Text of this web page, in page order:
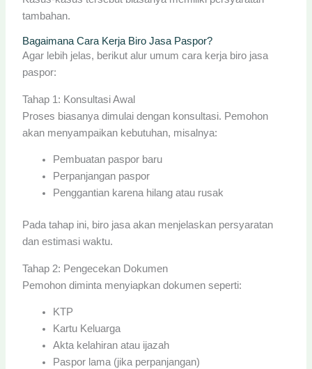
tambahan.
Bagaimana Cara Kerja Biro Jasa Paspor?
Agar lebih jelas, berikut alur umum cara kerja biro jasa
paspor:
Tahap 1: Konsultasi Awal
Proses biasanya dimulai dengan konsultasi. Pemohon
akan menyampaikan kebutuhan, misalnya:
Pembuatan paspor baru
Perpanjangan paspor
Penggantian karena hilang atau rusak
Pada tahap ini, biro jasa akan menjelaskan persyaratan
dan estimasi waktu.
Tahap 2: Pengecekan Dokumen
Pemohon diminta menyiapkan dokumen seperti:
KTP
Kartu Keluarga
Akta kelahiran atau ijazah
Paspor lama (jika perpanjangan)